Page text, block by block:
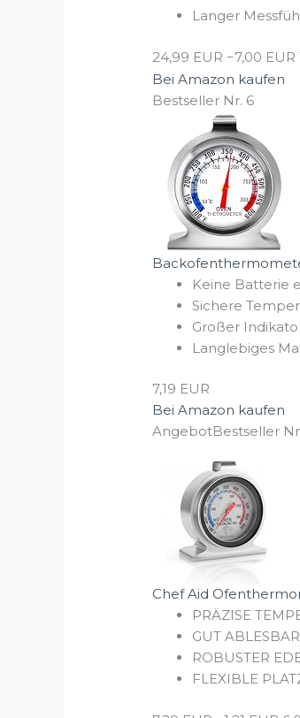
Langer
24,99 EUR −7,00 EUR
Bei Amazon kaufen
Bestseller Nr. 6
Keine Batterie
Sichere
Großer
Langlebiges
7,19 EUR
Bei Amazon kaufen
AngebotBestseller
Chef Aid
PRÄZISE
GUT
ROBUSTER
FLEXIBLE